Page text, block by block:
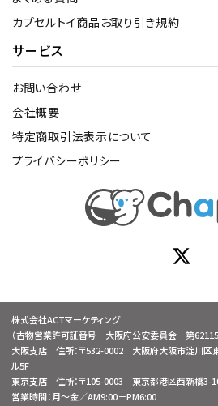
カプセルトイ商品お取り引き規約
サービス
お問い合わせ
会社概要
特定商取引法表示について
プライバシーポリシー
株式会社ACTマーケティング
（古物営業許可証番号 大阪府公安委員会 第
大阪支店 住所：〒532-0002 大阪府大阪市淀川区東
ル5F
東京支店 住所：〒105-0003 東京都港区西新橋3-
営業時間：月～金／AM9:00－PM6:00